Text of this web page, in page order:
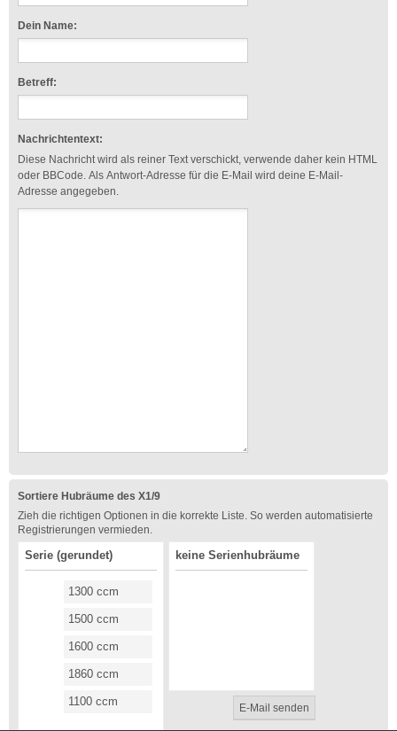
Dein Name:
Betreff:
Nachrichtentext:
Diese Nachricht wird als reiner Text verschickt, verwende daher kein HTML
oder BBCode. Als Antwort-Adresse für die E-Mail wird deine E-Mail-
Adresse angegeben.
Sortiere Hubräume des X1/9
Zieh die richtigen Optionen in die korrekte Liste. So werden automatisierte
Registrierungen vermieden.
Serie (gerundet)
1300 ccm
1500 ccm
1600 ccm
1860 ccm
1100 ccm
keine Serienhubräume